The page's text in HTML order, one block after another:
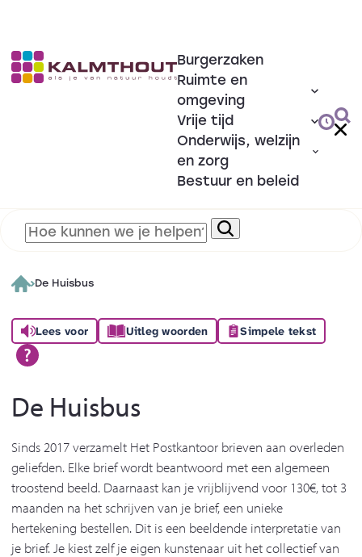
Burgerzaken
Ruimte en
omgeving
Vrije tijd
Onderwijs, welzijn
en zorg
Bestuur en beleid
De Huisbus
Lees voor Uitleg woorden Simpele tekst
De Huisbus
Sinds 2017 verzamelt Het Postkantoor brieven aan overleden
geliefden. Elke brief wordt beantwoord met een algemeen
troostend beeld. Daarnaast kan je vrijblijvend voor 130€, tot 3
maanden na het schrijven van je brief, een unieke
hertekening bestellen. Dit is een beeldende interpretatie van
je brief. Je kiest zelf je eigen kunstenaar uit het collectief van